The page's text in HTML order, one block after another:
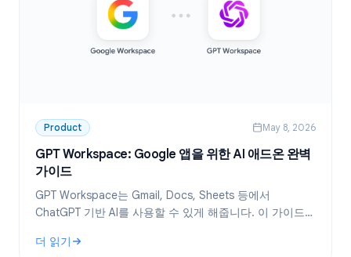
Product May 8, 2026
GPT Workspace: Google 앱을 위한 AI 애드온 완벽
가이드
GPT Workspace는 Gmail, Docs, Sheets 등에서
ChatGPT 기반 AI를 사용할 수 있게 해줍니다. 이 가이드에
더 읽기
: GPT Workspace: Google 앱을 위한 AI 애드온 완벽 가이드